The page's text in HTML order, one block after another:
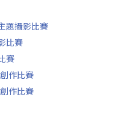
題攝影比賽
比賽
賽
作比賽
作比賽